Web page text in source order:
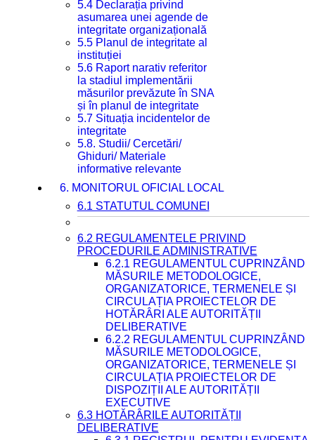
5.4 Declarația privind
asumarea unei agende de
integritate organizațională
5.5 Planul de integritate al
instituției
5.6 Raport narativ referitor
la stadiul implementării
măsurilor prevăzute în SNA
și în planul de integritate
5.7 Situația incidentelor de
integritate
5.8. Studii/ Cercetări/
Ghiduri/ Materiale
informative relevante
6. MONITORUL OFICIAL LOCAL
6.1 STATUTUL COMUNEI
6.2 REGULAMENTELE PRIVIND
PROCEDURILE ADMINISTRATIVE
6.2.1 REGULAMENTUL CUPRINZÂND
MĂSURILE METODOLOGICE,
ORGANIZATORICE, TERMENELE ȘI
CIRCULAȚIA PROIECTELOR DE
HOTĂRÂRI ALE AUTORITĂȚII
DELIBERATIVE
6.2.2 REGULAMENTUL CUPRINZÂND
MĂSURILE METODOLOGICE,
ORGANIZATORICE, TERMENELE ȘI
CIRCULAȚIA PROIECTELOR DE
DISPOZIȚII ALE AUTORITĂȚII
EXECUTIVE
6.3 HOTĂRÂRILE AUTORITĂȚII
DELIBERATIVE